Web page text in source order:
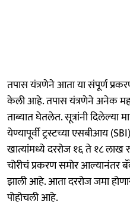
तपास यंत्रणेने आता या संपूर्ण
केली आहे. तपास यंत्रणेने अनेक
ताब्यात घेतलेत. सूत्रांनी दिलेल्या
येण्यापूर्वी ट्रस्टच्या एसबीआय
खात्यांमध्ये दररोज १६ ते १८
चोरीचं प्रकरण समोर आल्यानंतर
झाली आहे. आता दररोज जमा
पोहोचली आहे.